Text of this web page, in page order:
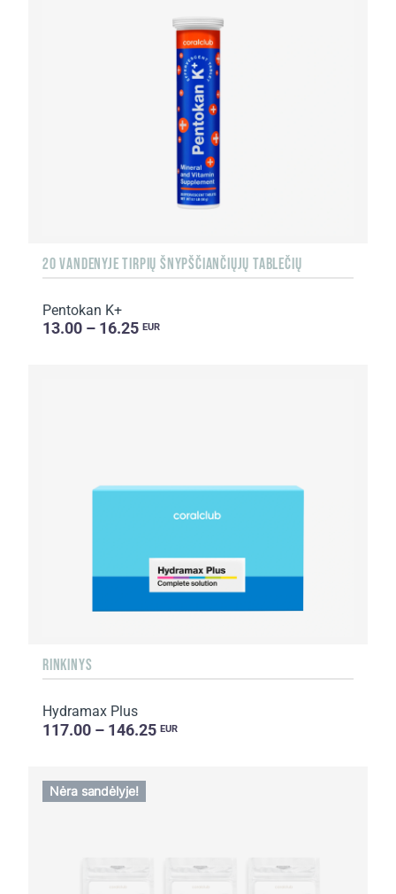
20 VANDENYJE TIRPIŲ ŠNYPŠČIANČIŲJŲ TABLEČIŲ
Pentokan K+
13.00 – 16.25 EUR
RINKINYS
Hydramax Plus
117.00 – 146.25 EUR
Nėra sandėlyje!